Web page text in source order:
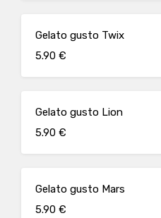
Gelato gusto Twix
5.90 €
Gelato gusto Lion
5.90 €
Gelato gusto Mars
5.90 €